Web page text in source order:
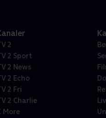
2
2 Sport
2 News
2 Echo
2 Fri
2 Charlie
More